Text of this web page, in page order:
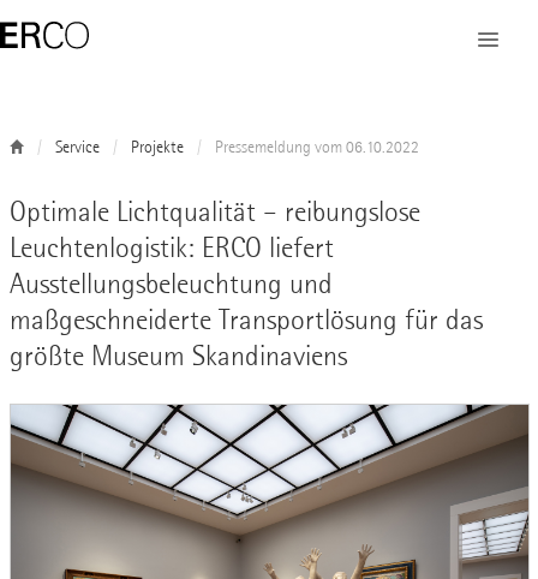
Service Projekte Pressemeldung vom 06.10.2022
Optimale Lichtqualität – reibungslose
Leuchtenlogistik: ERCO liefert
Ausstellungsbeleuchtung und
maßgeschneiderte Transportlösung für das
größte Museum Skandinaviens